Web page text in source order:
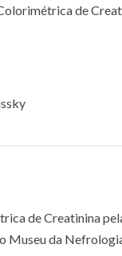
de
de Creatinina
Museu da